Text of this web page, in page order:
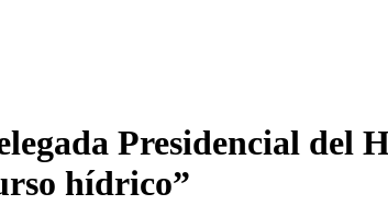
Presidencial del
hídrico”